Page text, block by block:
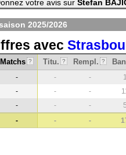
votre avis sur Stefan
2025/2026
avec
Matchs ? Titu. ? Rempl. ?
- - -
- - -
- - -
- - -